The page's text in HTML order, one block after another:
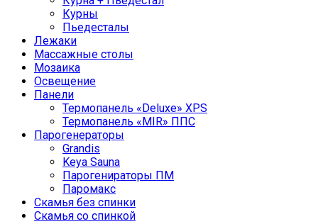
Курны
Пьедесталы
Лежаки
Массажные столы
Мозаика
Освещение
Панели
Термопанель «Deluxe» XPS
Термопанель «MIR» ППС
Парогенераторы
Grandis
Keya Sauna
Парогенираторы ПМ
Паромакс
Скамья без спинки
Скамья со спинкой